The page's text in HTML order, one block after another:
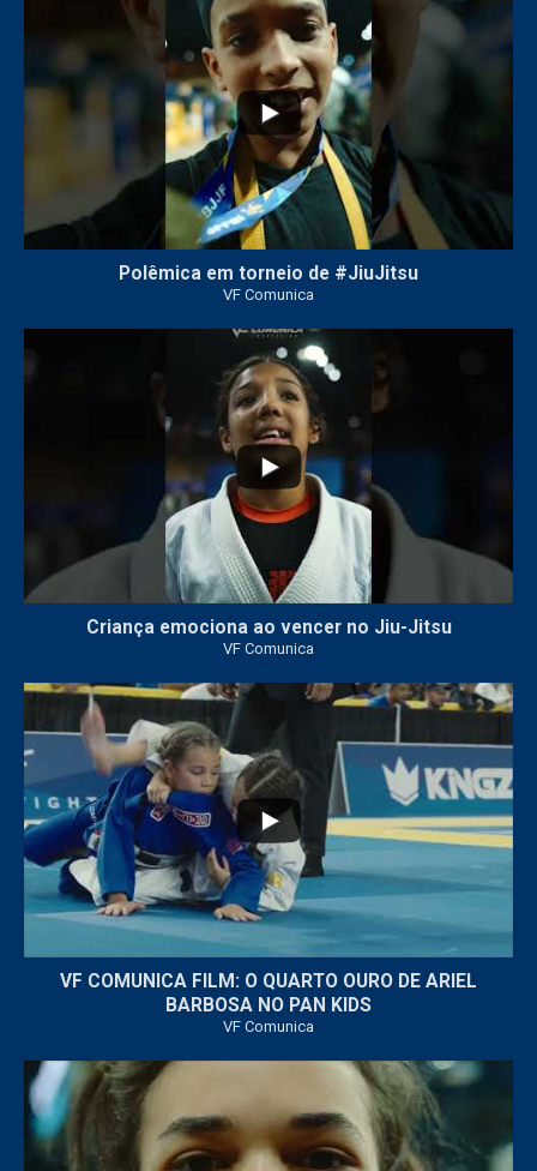
Polêmica em torneio de #JiuJitsu
VF Comunica
Criança emociona ao vencer no Jiu-Jitsu
VF Comunica
...
VF COMUNICA FILM: O QUARTO OURO DE ARIEL
BARBOSA NO PAN KIDS
VF Comunica
...
32